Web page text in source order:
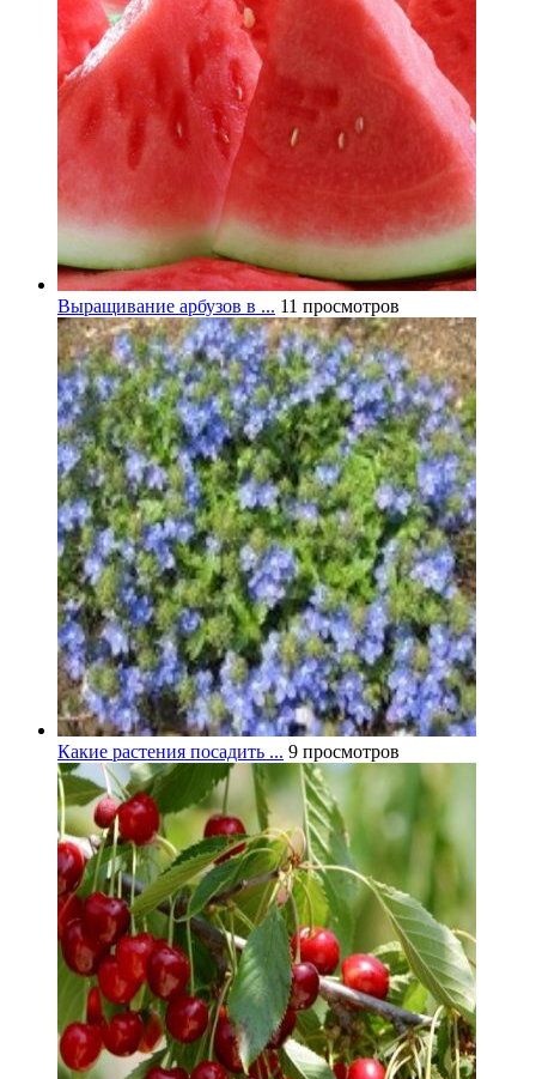
Выращивание арбузов в ... 11 просмотров
Какие растения посадить ... 9 просмотров